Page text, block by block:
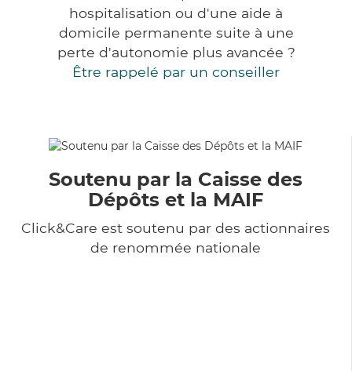
hospitalisation ou d'une aide à
domicile permanente suite à une
perte d'autonomie plus avancée ?
Être rappelé par un conseiller
Soutenu par la Caisse des
Dépôts et la MAIF
Click&Care est soutenu par des actionnaires
de renommée nationale